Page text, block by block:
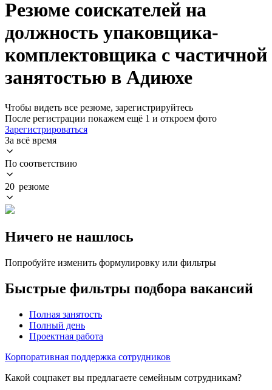
Резюме соискателей на
должность упаковщика-
комплектовщика с частичной
занятостью в Адиюхе
Чтобы видеть все резюме, зарегистрируйтесь
После регистрации покажем ещё 1 и откроем фото
Зарегистрироваться
За всё время
По соответствию
20 резюме
Ничего не нашлось
Попробуйте изменить формулировку или фильтры
Быстрые фильтры подбора вакансий
Полная занятость
Полный день
Проектная работа
Корпоративная поддержка сотрудников
Какой соцпакет вы предлагаете семейным сотрудникам?